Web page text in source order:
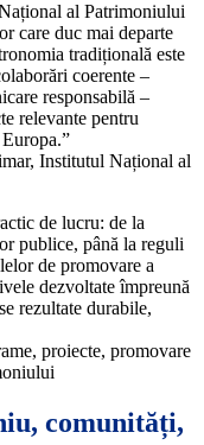
al Patrimoniului
care duc mai departe
tradițională este
coerente –
responsabilă –
relevante pentru
Institutul Național al
de lucru: de la
publice, până la reguli
de promovare a
dezvoltate împreună
rezultate durabile,
proiecte, promovare
comunități,